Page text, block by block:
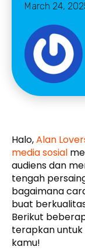
March 24,
Halo,Alan
media sosial
audiens dan
tengah
bagaimana
buat
Berikut
terapkan
kamu!